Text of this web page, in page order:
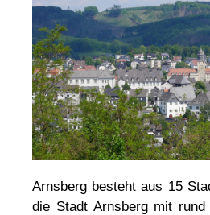
Arnsberg besteht aus 15
die Stadt Arnsberg mit rund